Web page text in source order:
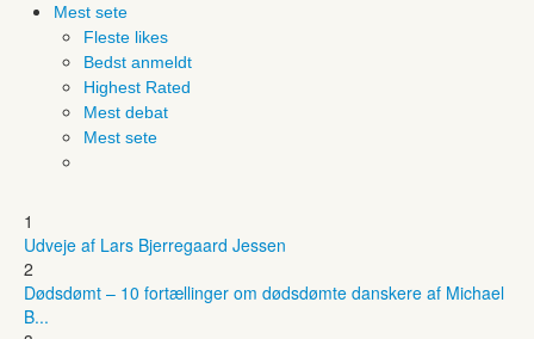
Mest sete
Fleste likes
Bedst anmeldt
Highest Rated
Mest debat
Mest sete
1
Udveje af Lars Bjerregaard Jessen
2
Dødsdømt – 10 fortællinger om dødsdømte danskere af Michael
B...